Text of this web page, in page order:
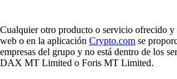
Cualquier otro producto o servicio ofrecido y
web o en la aplicación Crypto.com se
empresas del grupo y no está dentro de los
DAX MT Limited o Foris MT Limited.